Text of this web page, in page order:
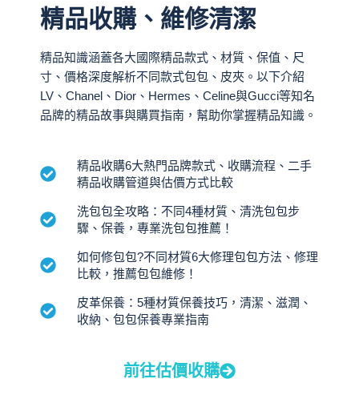
精品收購、維修清潔
精品知識涵蓋各大國際精品款式、材質、保值、尺
寸、價格深度解析不同款式包包、皮夾。以下介紹
LV、Chanel、Dior、Hermes、Celine與Gucci等知名
品牌的精品故事與購買指南，幫助你掌握精品知識。
精品收購6大熱門品牌款式、收購流程、二手
精品收購管道與估價方式比較
洗包包全攻略：不同4種材質、清洗包包步
驟、保養，專業洗包包推薦！
如何修包包?不同材質6大修理包包方法、修理
比較，推薦包包維修！
皮革保養：5種材質保養技巧，清潔、滋潤、
收納、包包保養專業指南
前往估價收購